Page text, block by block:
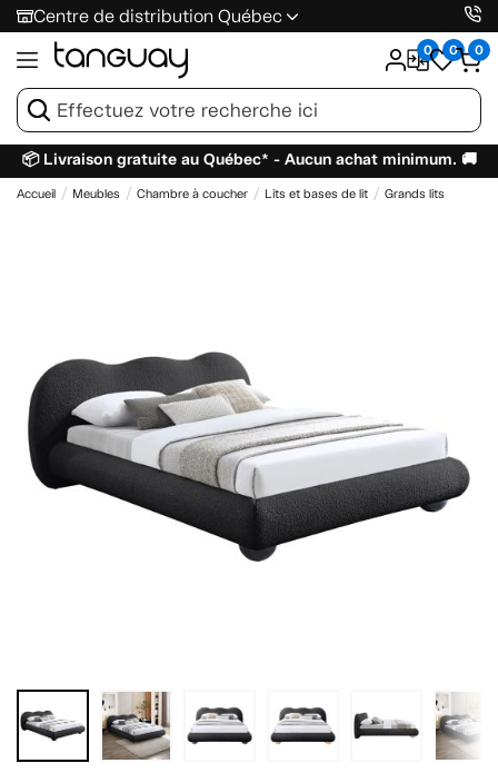
Centre de distribution Québec
0 0 0
📦 Livraison gratuite au Québec* - Aucun achat minimum. 🚚
Accueil Meubles Chambre à coucher Lits et bases de lit Grands lits